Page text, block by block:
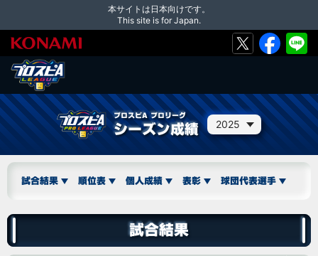
本サイトは日本向けです。
This site is for Japan.
プロスピA プロリーグ
シーズン成績 2025
試合結果 順位表 個人成績 表彰 球団代表選手
試合結果